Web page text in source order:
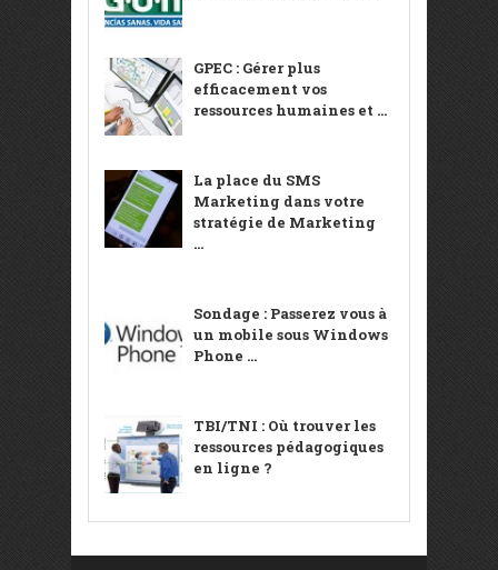
GPEC : Gérer plus
efficacement vos
ressources humaines et ...
La place du SMS
Marketing dans votre
stratégie de Marketing
...
Sondage : Passerez vous à
un mobile sous Windows
Phone ...
TBI/TNI : Où trouver les
ressources pédagogiques
en ligne ?